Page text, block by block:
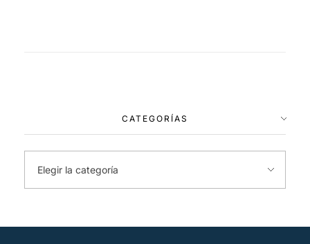
CATEGORÍAS